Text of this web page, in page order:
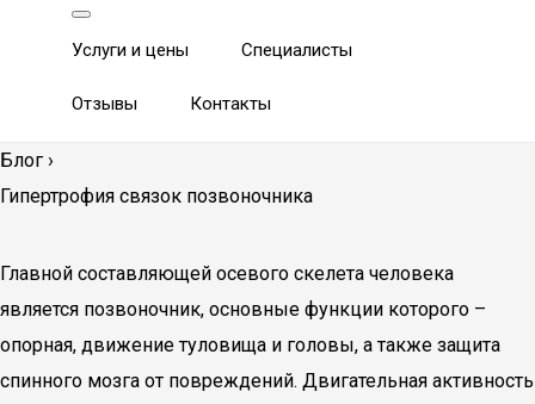
Услуги и цены Специалисты
Отзывы Контакты
Блог ›
Гипертрофия связок позвоночника
Главной составляющей осевого скелета человека
является позвоночник, основные функции которого –
опорная, движение туловища и головы, а также защита
спинного мозга от повреждений. Двигательная активность